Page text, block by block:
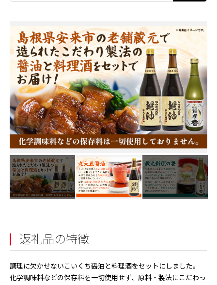
返礼品の特徴
調理に欠かせないこいくち醤油と料理酒をセットにしました。
化学調味料などの保存料を一切使用せず、原料・製法にこだわっ